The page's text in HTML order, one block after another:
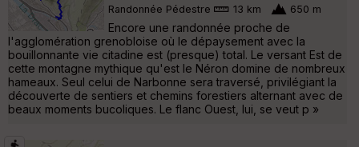
Randonnée Pédestre 13 km 650 m
Encore une randonnée proche de
l'agglomération grenobloise où le dépaysement avec la
bouillonnante vie citadine est (presque) total. Le versant Est de
cette montagne mythique qu'est le Néron domine de nombreux
hameaux. Seul celui de Narbonne sera traversé, privilégiant la
découverte de sentiers et chemins forestiers alternant avec de
beaux moments bucoliques. Le flanc Ouest, lui, se veut p »